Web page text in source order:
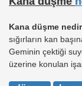
Kana düşme nedir
sığırların kan
Geminin çektiği
üzerine konulan